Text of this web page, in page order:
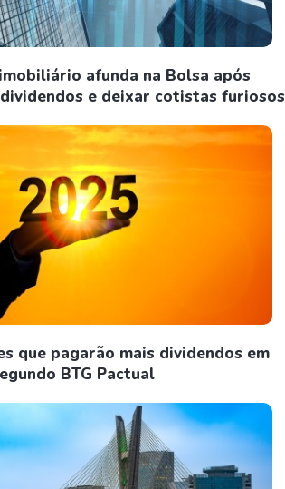
afunda na Bolsa após
e deixar cotistas furiosos
que pagarão mais dividendos em
BTG Pactual